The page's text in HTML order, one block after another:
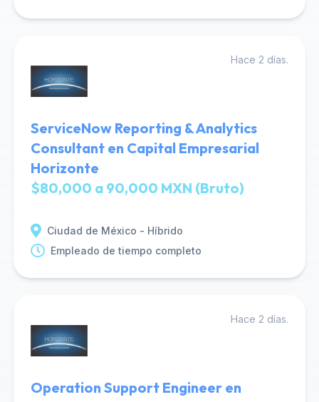
Hace 2 días.
ServiceNow Reporting & Analytics
Consultant en Capital Empresarial
Horizonte
$80,000 a 90,000 MXN (Bruto)
Ciudad de México - Híbrido
Empleado de tiempo completo
Hace 2 días.
Operation Support Engineer en